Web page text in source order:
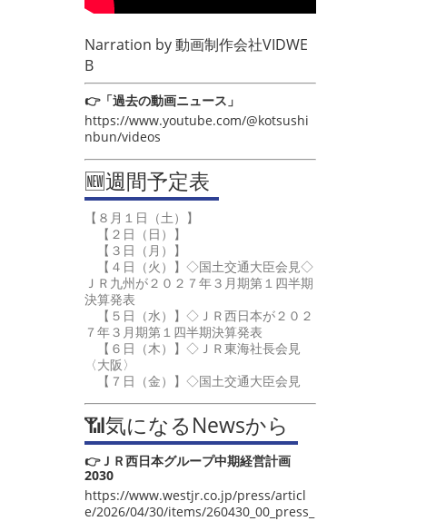
Narration by動画制作会社VIDWE
B
👉「過去の動画ニュース」
https://www.youtube.com/@kotsushi
nbun/videos
🆕週間予定表
【８月１日（土）】
【２日（日）】
【３日（月）】
【４日（火）】◇国土交通大臣会見◇
ＪＲ九州が２０２７年３月期第１四半期
決算発表
【５日（水）】◇ＪＲ西日本が２０２
７年３月期第１四半期決算発表
【６日（木）】◇ＪＲ東海社長会見
〈大阪〉
【７日（金）】◇国土交通大臣会見
📶気になるNewsから
👉ＪＲ西日本グループ中期経営計画
2030
https://www.westjr.co.jp/press/articl
e/2026/04/30/items/260430_00_press_